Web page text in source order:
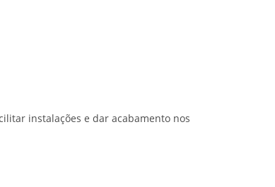
instalações e dar acabamento nos